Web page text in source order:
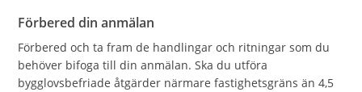
Förbered din anmälan
Förbered och ta fram de handlingar och ritningar som du
behöver bifoga till din anmälan. Ska du utföra
bygglovsbefriade åtgärder närmare fastighetsgräns än 4,5